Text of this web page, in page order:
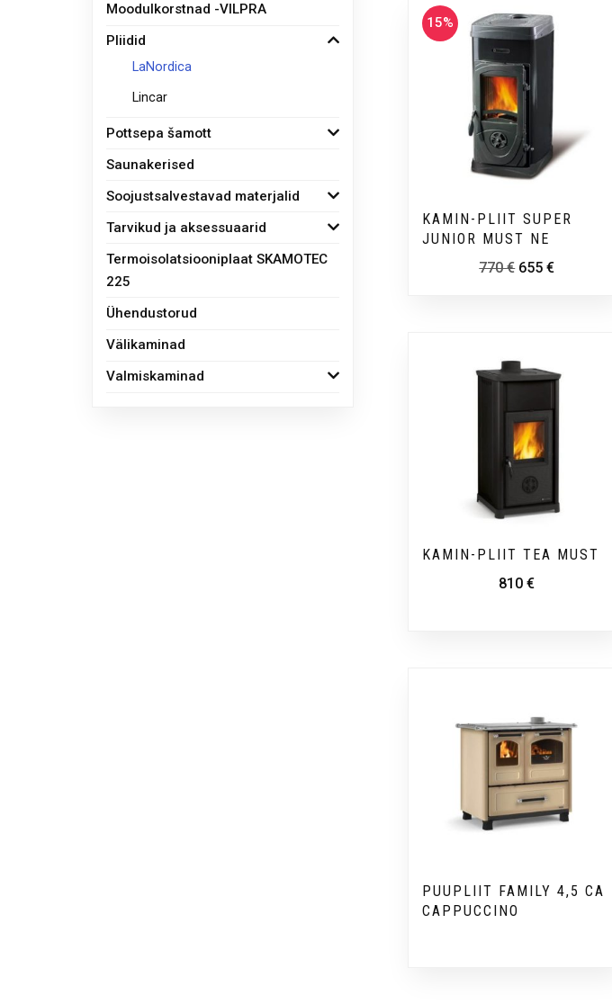
Moodulkorstnad -VILPRA
Pliidid
LaNordica
Lincar
Pottsepa šamott
Saunakerised
Soojustsalvestavad materjalid
Tarvikud ja aksessuaarid
Termoisolatsiooniplaat SKAMOTEC
225
Ühendustorud
Välikaminad
Valmiskaminad
15%
KAMIN-PLIIT SUPER
JUNIOR MUST NE
770€ 655€
KAMIN-PLIIT TEA MUST
810€
PUUPLIIT FAMILY 4,5 CA
CAPPUCCINO